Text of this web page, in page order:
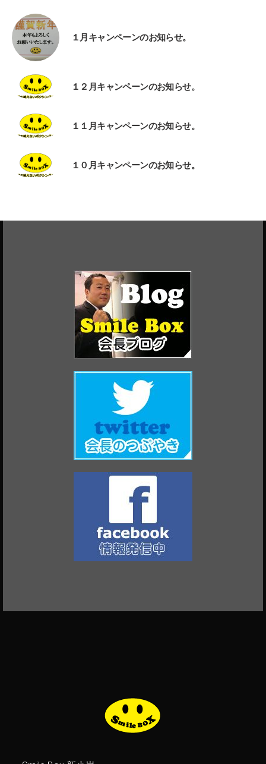
１月キャンペーンのお知らせ。
１２月キャンペーンのお知らせ。
１１月キャンペーンのお知らせ。
１０月キャンペーンのお知らせ。